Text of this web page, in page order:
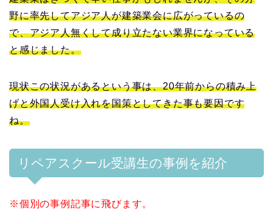
野に率先してアジア人が建築業会に広がっているの
で、アジア人無くして成り立たない業界になっている
と感じました。
現状この状況があるという事は、20年前からの積み上
げと外国人受け入れを国策としてきた事も要因です
ね。
リペアスクール受講生の事例を紹介
※個別の事例記事に飛びます。